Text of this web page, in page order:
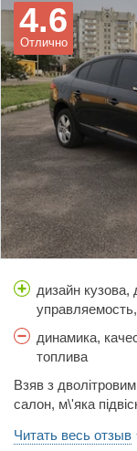
Отлично
4.6
дизайн кузова,
динамика,
топлива
Взяв з
салон, м\'яка
на трасі для
Читать весь отзыв